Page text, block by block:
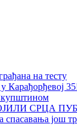
на тесту
Карађорђевој
СРЦА
спасавања још